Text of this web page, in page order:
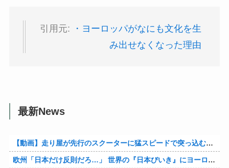
引用元:
・ヨーロッパがなにも文化を生
み出せなくなった理由
最新News
【動画】走り屋が先行のスクーターに猛スピードで突っ込む事故。
欧州「日本だけ反則だろ…」 世界の『日本びいき』にヨーロッパ全土から不満の声